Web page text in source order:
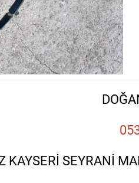
KAYSERİ SEYRANİ